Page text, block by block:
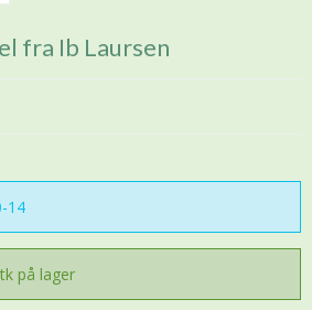
fra Ib Laursen
14
på lager